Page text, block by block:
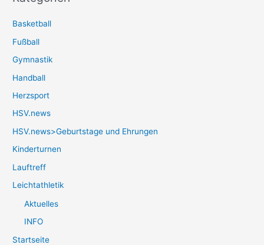
Basketball
Fußball
Gymnastik
Handball
Herzsport
HSV.news
HSV.news>Geburtstage und Ehrungen
Kinderturnen
Lauftreff
Leichtathletik
Aktuelles
INFO
Startseite